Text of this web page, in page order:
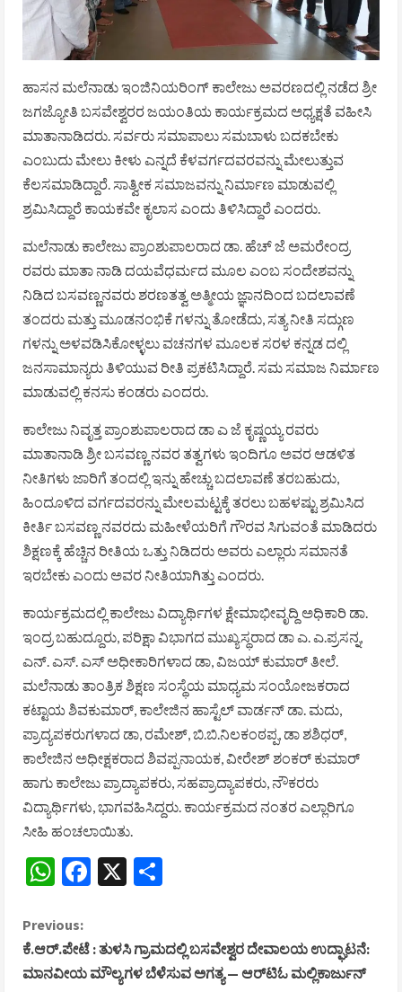
ಹಾಸನ ಮಲೆನಾಡು ಇಂಜಿನಿಯರಿಂಗ್ ಕಾಲೇಜು ಅವರಣದಲ್ಲಿ ನಡೆದ ಶ್ರೀ
ಜಗಜ್ಯೋತಿ ಬಸವೇಶ್ವರರ ಜಯಂತಿಯ ಕಾರ್ಯಕ್ರಮದ ಅಧ್ಯಕ್ಷತೆ ವಹೀಸಿ
ಮಾತಾನಾಡಿದರು. ಸರ್ವರು ಸಮಾಪಾಲು ಸಮಬಾಳು ಬದಕಬೇಕು
ಎಂಬುದು ಮೇಲು ಕೀಳು ಎನ್ನದೆ ಕೆಳವರ್ಗದವರವನ್ನು ಮೇಲುತ್ತುವ
ಕೆಲಸಮಾಡಿದ್ದಾರೆ. ಸಾತ್ವೀಕ ಸಮಾಜವನ್ನು ನಿರ್ಮಾಣ ಮಾಡುವಲ್ಲಿ
ಶ್ರಮಿಸಿದ್ದಾರೆ ಕಾಯಕವೇ ಕೖಲಾಸ ಎಂದು ತಿಳಿಸಿದ್ದಾರೆ ಎಂದರು.
ಮಲೆನಾಡು ಕಾಲೇಜು ಪ್ರಾಂಶುಪಾಲರಾದ ಡಾ. ಹೆಚ್ ಜೆ ಅಮರೇಂದ್ರ
ರವರು ಮಾತಾ ನಾಡಿ ದಯವೆಧರ್ಮದ ಮೂಲ ಎಂಬ ಸಂದೇಶವನ್ನು
ನಿಡಿದ ಬಸವಣ್ಣನವರು ಶರಣತತ್ವ ಅತ್ಮೀಯ ಜ್ಞಾನದಿಂದ ಬದಲಾವಣೆ
ತಂದರು ಮತ್ತು ಮೂಡನಂಭಿಕೆ ಗಳನ್ನು ತೋಡೆದು, ಸತ್ಯ ನೀತಿ ಸದ್ಗುಣ
ಗಳನ್ನು ಅಳವಡಿಸಿಕೋಳ್ಳಲು ವಚನಗಳ ಮೂಲಕ ಸರಳ ಕನ್ನಡ ದಲ್ಲಿ
ಜನಸಾಮಾನ್ಯರು ತಿಳಿಯುವ ರೀತಿ ಪ್ರಕಟಿಸಿದ್ದಾರೆ. ಸಮ ಸಮಾಜ ನಿರ್ಮಾಣ
ಮಾಡುವಲ್ಲಿ ಕನಸು ಕಂಡರು ಎಂದರು.
ಕಾಲೇಜು ನಿವೃತ್ತ ಪ್ರಾಂಶುಪಾಲರಾದ ಡಾ ಎ ಜೆ ಕೃಷ್ಣಯ್ಯ ರವರು
ಮಾತಾನಾಡಿ ಶ್ರೀ ಬಸವಣ್ಣ ನವರ ತತ್ವಗಳು ಇಂದಿಗೂ ಅವರ ಆಡಳಿತ
ನೀತಿಗಳು ಜಾರಿಗೆ ತಂದಲ್ಲಿ ಇನ್ನು ಹೇಚ್ಚು ಬದಲಾವಣೆ ತರಬಹುದು,
ಹಿಂದೂಳಿದ ವರ್ಗದವರನ್ನು ಮೇಲಮಟ್ಟಕ್ಕೆ ತರಲು ಬಹಳಷ್ಟು ಶ್ರಮಿಸಿದ
ಕೀರ್ತಿ ಬಸವಣ್ಣ ನವರದು ಮಹೀಳೆಯರಿಗೆ ಗೌರವ ಸಿಗುವಂತೆ ಮಾಡಿದರು
ಶಿಕ್ಷಣಕ್ಕೆ ಹೆಚ್ಚಿನ ರೀತಿಯ ಒತ್ತು ನಿಡಿದರು ಅವರು ಎಲ್ಲಾರು ಸಮಾನತೆ
ಇರಬೇಕು ಎಂದು ಅವರ ನೀತಿಯಾಗಿತ್ತು ಎಂದರು.
ಕಾರ್ಯಕ್ರಮದಲ್ಲಿ ಕಾಲೇಜು ವಿದ್ಯಾರ್ಥಿಗಳ ಕ್ಷೇಮಾಭೀವೃದ್ದಿ ಅಧಿಕಾರಿ ಡಾ.
ಇಂದ್ರ ಬಹುದ್ದೂರು, ಪರಿಕ್ಷಾ ವಿಭಾಗದ ಮುಖ್ಯಸ್ಥರಾದ ಡಾ ಎ. ಎ.ಪ್ರಸನ್ನ,
ಎನ್. ಎಸ್. ಎಸ್ ಅಧೀಕಾರಿಗಳಾದ ಡಾ, ವಿಜಯ್ ಕುಮಾರ್ ತೀಲೆ.
ಮಲೆನಾಡು ತಾಂತ್ರಿಕ ಶಿಕ್ಷಣ ಸಂಸ್ಥೆಯ ಮಾಧ್ಯಮ ಸಂಯೋಜಕರಾದ
ಕಟ್ಟಾಯ ಶಿವಕುಮಾರ್, ಕಾಲೇಜಿನ ಹಾಸ್ಟೆಲ್ ವಾರ್ಡನ್ ಡಾ. ಮದು,
ಪ್ರಾದ್ಯಪಕರುಗಳಾದ ಡಾ, ರಮೇಶ್, ಬಿ.ಬಿ.ನಿಲಕಂಠಪ್ಪ, ಡಾ ಶಶಿಧರ್,
ಕಾಲೇಜಿನ ಅಧೀಕ್ಷಕರಾದ ಶಿವಪ್ಪನಾಯಕ, ವೀರೇಶ್ ಶಂಕರ್ ಕುಮಾರ್
ಹಾಗು ಕಾಲೇಜು ಪ್ರಾದ್ಯಾಪಕರು, ಸಹಪ್ರಾದ್ಯಾಪಕರು, ನೌಕರರು
ವಿದ್ಯಾರ್ಥಿಗಳು, ಭಾಗವಹಿಸಿದ್ದರು. ಕಾರ್ಯಕ್ರಮದ ನಂತರ ಎಲ್ಲಾರಿಗೂ
ಸೀಹಿ ಹಂಚಲಾಯಿತು.
WhatsApp
Facebook
X
C
o
Previous:
ಕೆ.ಆರ್.ಪೇಟೆ : ತುಳಸಿ ಗ್ರಾಮದಲ್ಲಿ ಬಸವೇಶ್ವರ ದೇವಾಲಯ ಉದ್ಘಾಟನೆ:
ಮಾನವೀಯ ಮೌಲ್ಯಗಳ ಬೆಳೆಸುವ ಅಗತ್ಯ — ಆರ್‌ಟಿಓ ಮಲ್ಲಿಕಾರ್ಜುನ್